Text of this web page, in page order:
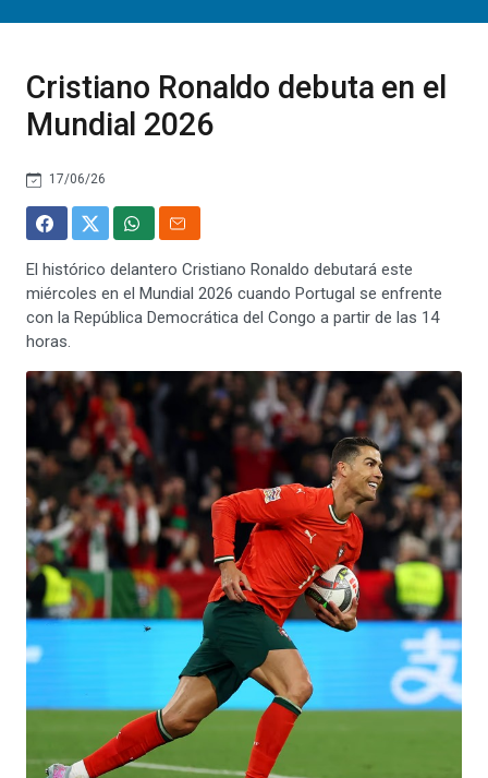
Cristiano Ronaldo debuta en el
Mundial 2026
17/06/26
El histórico delantero Cristiano Ronaldo debutará este
miércoles en el Mundial 2026 cuando Portugal se enfrente
con la República Democrática del Congo a partir de las 14
horas.